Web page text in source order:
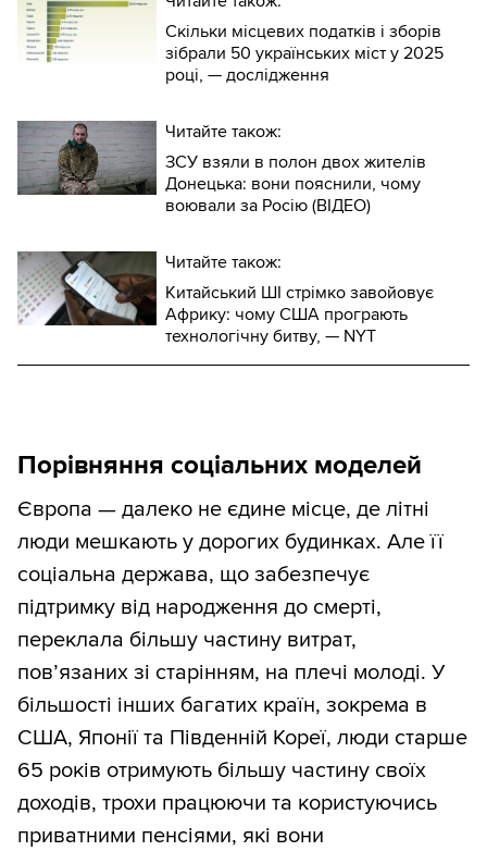
Скільки місцевих податків і зборів
зібрали 50 українських міст у 2025
році, — дослідження
Читайте також:
ЗСУ взяли в полон двох жителів
Донецька: вони пояснили, чому
воювали за Росію (ВІДЕО)
Читайте також:
Китайський ШІ стрімко завойовує
Африку: чому США програють
технологічну битву, — NYT
Порівняння соціальних моделей
Європа — далеко не єдине місце, де літні
люди мешкають у дорогих будинках. Але її
соціальна держава, що забезпечує
підтримку від народження до смерті,
переклала більшу частину витрат,
пов’язаних зі старінням, на плечі молоді. У
більшості інших багатих країн, зокрема в
США, Японії та Південній Кореї, люди старше
65 років отримують більшу частину своїх
доходів, трохи працюючи та користуючись
приватними пенсіями, які вони